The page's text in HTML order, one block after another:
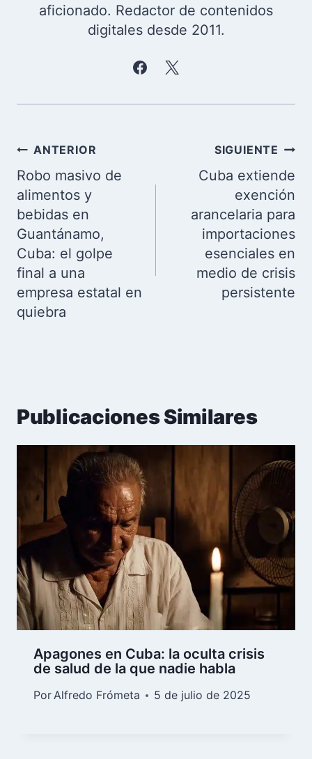
aficionado. Redactor de contenidos
digitales desde 2011.
Navegación
de
entradas
ANTERIOR
Robo masivo de
alimentos y
bebidas en
Guantánamo,
Cuba: el golpe
final a una
empresa estatal en
quiebra
SIGUIENTE
Cuba extiende
exención
arancelaria para
importaciones
esenciales en
medio de crisis
persistente
Publicaciones Similares
Apagones en Cuba: la oculta crisis
de salud de la que nadie habla
PorAlfredo Frómeta 5 de julio de 2025